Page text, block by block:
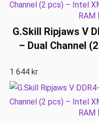
RAM
G.Skill Ripjaws V
– Dual Channel
1 644kr
RAM